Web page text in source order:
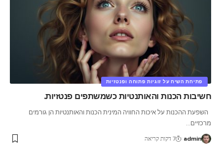
פתיחת השיח על זוגיות פתוחה ופנטזיות
חשיבות הכנות והאותנטיות כשמשתפים פנטזיות.
השפעת ההכנות על איכות החוויה המינית הכנות והאותנטיות הן גורמים
מרכזיים…
admin 7 דקות קריאה